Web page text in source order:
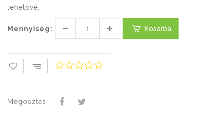
lehetővé.
Mennyiség: Kosárba
Megosztás: